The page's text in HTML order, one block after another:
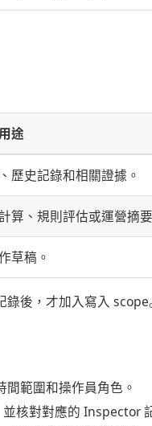
用途
歷史記錄和相關證據。
算、規則評估或運營摘
草稿。
後，才加入寫入 scope
間範圍和操作員角色。
核對對應的 Inspector